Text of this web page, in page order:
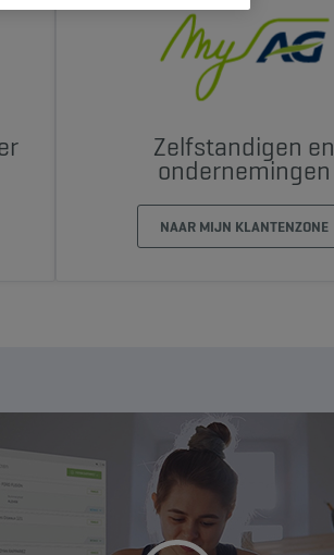
Zelfstandigen en
ondernemingen
NAAR MIJN KLANTENZONE